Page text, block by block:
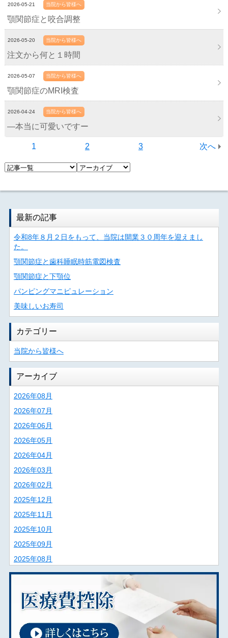
2026-05-21 当院から皆様へ
顎関節症と咬合調整
2026-05-20 当院から皆様へ
注文から何と１時間
2026-05-07 当院から皆様へ
顎関節症のMRI検査
2026-04-24 当院から皆様へ
―本当に可愛いですー
1 2 3 次へ
最新の記事
令和8年８月２日をもって、当院は開業３０周年を迎えまし
た。
顎関節症と歯科睡眠時筋電図検査
顎関節症と下顎位
パンピングマニピュレーション
美味しいお寿司
カテゴリー
当院から皆様へ
アーカイブ
2026年08月
2026年07月
2026年06月
2026年05月
2026年04月
2026年03月
2026年02月
2025年12月
2025年11月
2025年10月
2025年09月
2025年08月
2025年07月
2025年02月
2024年12月